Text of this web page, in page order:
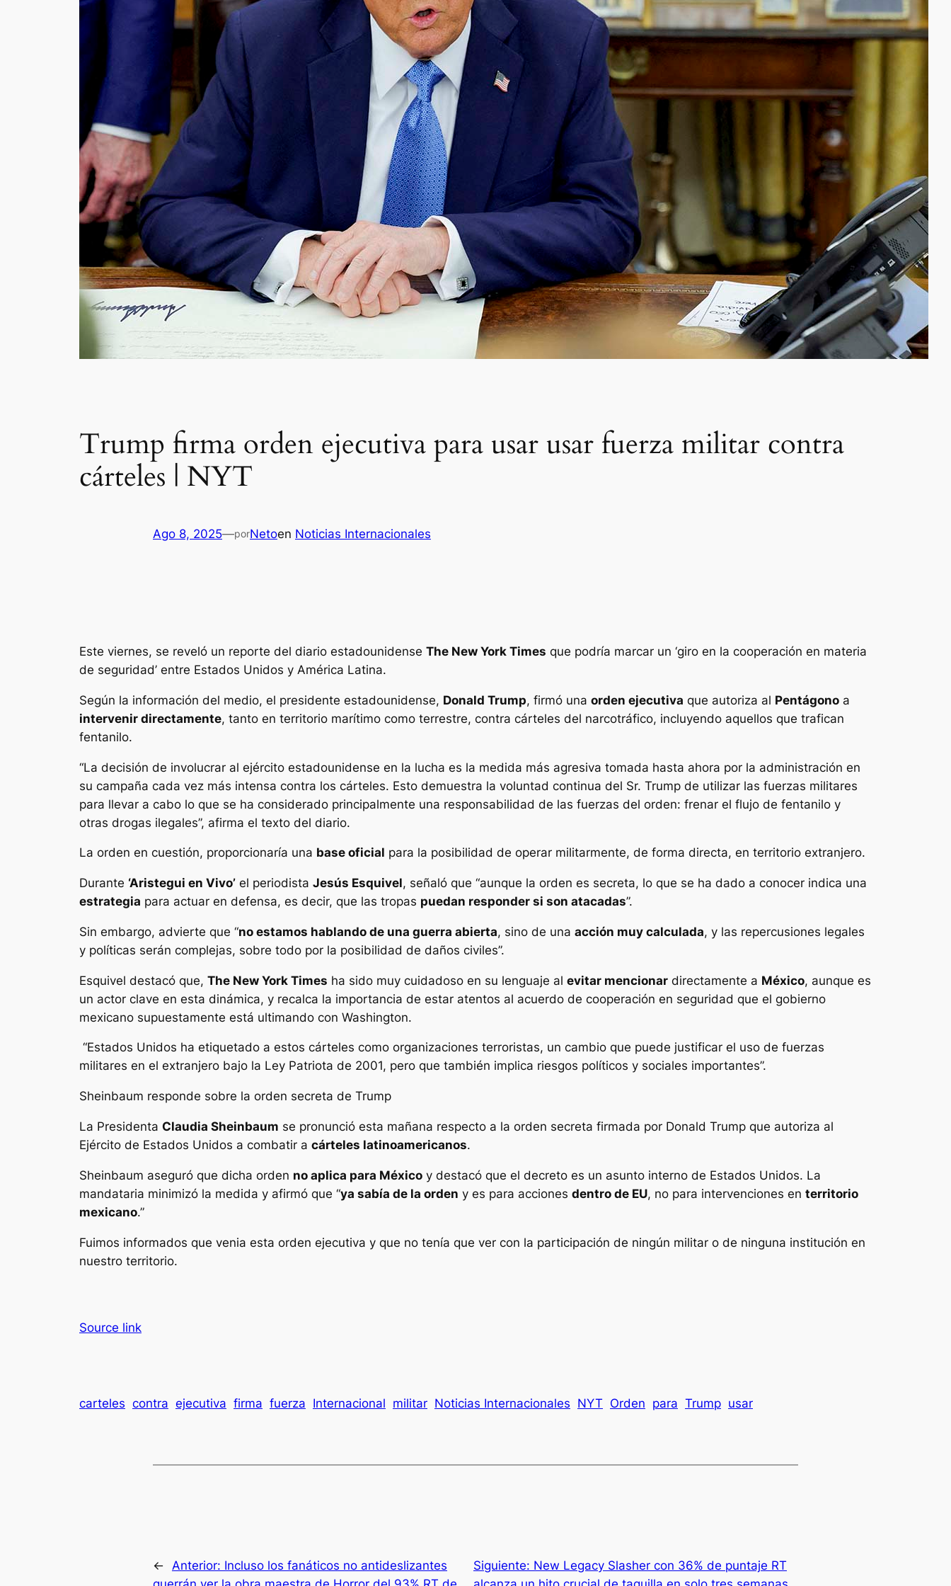
Trump firma orden ejecutiva para usar usar fuerza militar contra
cárteles | NYT
Ago 8, 2025—porNetoen Noticias Internacionales
Este viernes, se reveló un reporte del diario estadounidense The New York Times que podría marcar un ‘giro en la cooperación en materia
de seguridad’ entre Estados Unidos y América Latina.
Según la información del medio, el presidente estadounidense, Donald Trump, firmó una orden ejecutiva que autoriza al Pentágono a
intervenir directamente, tanto en territorio marítimo como terrestre, contra cárteles del narcotráfico, incluyendo aquellos que trafican
fentanilo.
“La decisión de involucrar al ejército estadounidense en la lucha es la medida más agresiva tomada hasta ahora por la administración en
su campaña cada vez más intensa contra los cárteles. Esto demuestra la voluntad continua del Sr. Trump de utilizar las fuerzas militares
para llevar a cabo lo que se ha considerado principalmente una responsabilidad de las fuerzas del orden: frenar el flujo de fentanilo y
otras drogas ilegales”, afirma el texto del diario.
La orden en cuestión, proporcionaría una base oficial para la posibilidad de operar militarmente, de forma directa, en territorio extranjero.
Durante ‘Aristegui en Vivo’ el periodista Jesús Esquivel, señaló que “aunque la orden es secreta, lo que se ha dado a conocer indica una
estrategia para actuar en defensa, es decir, que las tropas puedan responder si son atacadas”.
Sin embargo, advierte que “no estamos hablando de una guerra abierta, sino de una acción muy calculada, y las repercusiones legales
y políticas serán complejas, sobre todo por la posibilidad de daños civiles”.
Esquivel destacó que, The New York Times ha sido muy cuidadoso en su lenguaje al evitar mencionar directamente a México, aunque es
un actor clave en esta dinámica, y recalca la importancia de estar atentos al acuerdo de cooperación en seguridad que el gobierno
mexicano supuestamente está ultimando con Washington.
“Estados Unidos ha etiquetado a estos cárteles como organizaciones terroristas, un cambio que puede justificar el uso de fuerzas
militares en el extranjero bajo la Ley Patriota de 2001, pero que también implica riesgos políticos y sociales importantes”.
Sheinbaum responde sobre la orden secreta de Trump
La Presidenta Claudia Sheinbaum se pronunció esta mañana respecto a la orden secreta firmada por Donald Trump que autoriza al
Ejército de Estados Unidos a combatir a cárteles latinoamericanos.
Sheinbaum aseguró que dicha orden no aplica para México y destacó que el decreto es un asunto interno de Estados Unidos. La
mandataria minimizó la medida y afirmó que “ya sabía de la orden y es para acciones dentro de EU, no para intervenciones en territorio
mexicano.”
Fuimos informados que venia esta orden ejecutiva y que no tenía que ver con la participación de ningún militar o de ninguna institución en
nuestro territorio.
Source link
carteles contra ejecutiva firma fuerza Internacional militar Noticias Internacionales NYT Orden para Trump usar
← Anterior: Incluso los fanáticos no antideslizantes
Siguiente: New Legacy Slasher con 36% de puntaje RT